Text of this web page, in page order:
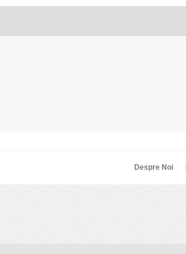
Despre Noi